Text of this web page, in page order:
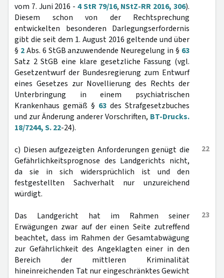
vom 7. Juni 2016 - 4 StR 79/16, NStZ-RR 2016, 306).
Diesem schon von der Rechtsprechung
entwickelten besonderen Darlegungserfordernis
gibt die seit dem 1. August 2016 geltende und über
§ 2Abs. 6 StGB anzuwendende Neuregelung in § 63
Satz 2 StGB eine klare gesetzliche Fassung (vgl.
Gesetzentwurf der Bundesregierung zum Entwurf
eines Gesetzes zur Novellierung des Rechts der
Unterbringung in einem psychiatrischen
Krankenhaus gemäß § 63 des Strafgesetzbuches
und zur Änderung anderer Vorschriften, BT-Drucks.
18/7244, S. 22-24).
22
c) Diesen aufgezeigten Anforderungen genügt die
Gefährlichkeitsprognose des Landgerichts nicht,
da sie in sich widersprüchlich ist und den
festgestellten Sachverhalt nur unzureichend
würdigt.
23
Das Landgericht hat im Rahmen seiner
Erwägungen zwar auf der einen Seite zutreffend
beachtet, dass im Rahmen der Gesamtabwägung
zur Gefährlichkeit des Angeklagten einer in den
Bereich der mittleren Kriminalität
hineinreichenden Tat nur eingeschränktes Gewicht